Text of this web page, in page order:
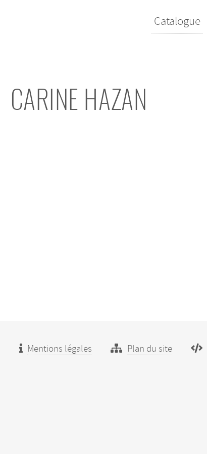
Catalogue
CARINE HAZAN
Mentions légales Plan du site